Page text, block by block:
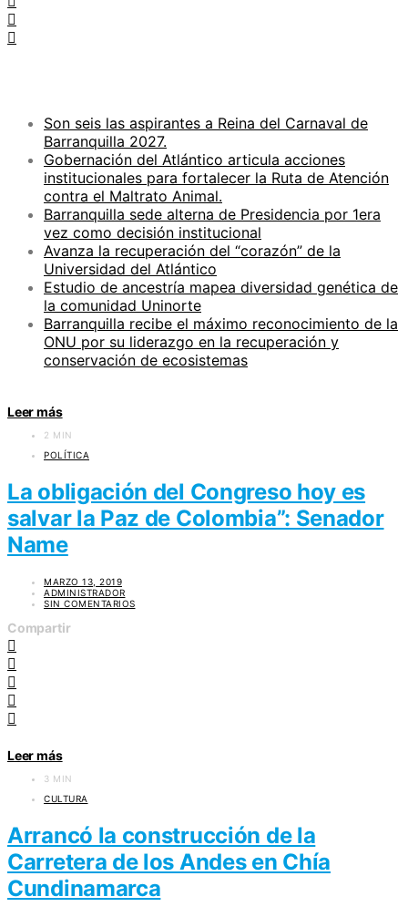
Son seis las aspirantes a Reina del Carnaval de
Barranquilla 2027.
Gobernación del Atlántico articula acciones
institucionales para fortalecer la Ruta de Atención
contra el Maltrato Animal.
Barranquilla sede alterna de Presidencia por 1era
vez como decisión institucional
Avanza la recuperación del “corazón” de la
Universidad del Atlántico
Estudio de ancestría mapea diversidad genética de
la comunidad Uninorte
Barranquilla recibe el máximo reconocimiento de la
ONU por su liderazgo en la recuperación y
conservación de ecosistemas
Leer más
2 MIN
POLÍTICA
La obligación del Congreso hoy es
salvar la Paz de Colombia”: Senador
Name
MARZO 13, 2019
ADMINISTRADOR
SIN COMENTARIOS
Compartir
Leer más
3 MIN
CULTURA
Arrancó la construcción de la
Carretera de los Andes en Chía
Cundinamarca